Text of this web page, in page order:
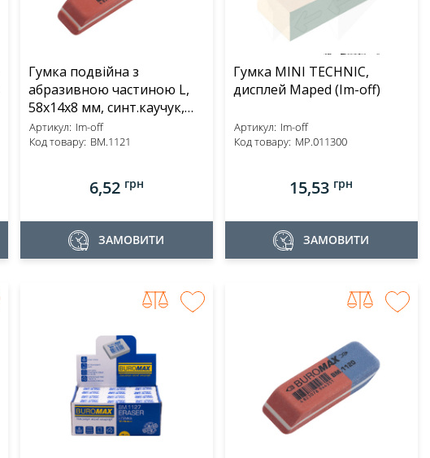
Гумка подвійна з
абразивною частиною L,
58x14x8 мм, синт.каучук,
червоно-синя BUROMAX
(Im-off)
Артикул: Im-off
Код товару: BM.1121
6,52 грн
ЗАМОВИТИ
Гумка MINI TECHNIC,
дисплей Maped (Im-off)
Артикул: Im-off
Код товару: MP.011300
15,53 грн
ЗАМОВИТИ